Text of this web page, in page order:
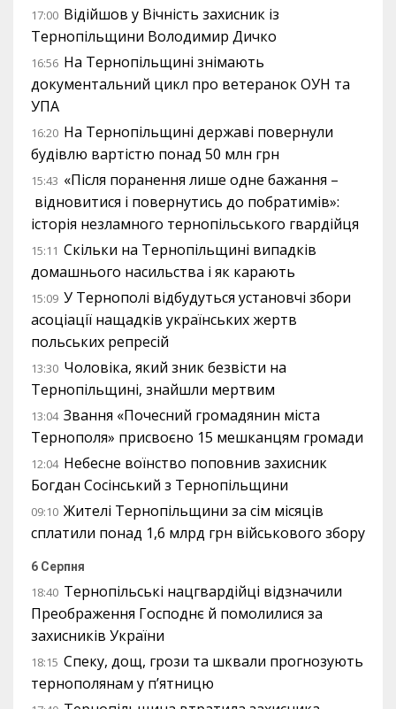
17:00 Відійшов у Вічність захисник із
Тернопільщини Володимир Дичко
16:56 На Тернопільщині знімають
документальний цикл про ветеранок ОУН та
УПА
16:20 На Тернопільщині державі повернули
будівлю вартістю понад 50 млн грн
15:43 «Після поранення лише одне бажання –
відновитися і повернутись до побратимів»:
історія незламного тернопільського гвардійця
15:11 Скільки на Тернопільщині випадків
домашнього насильства і як карають
15:09 У Тернополі відбудуться установчі збори
асоціації нащадків українських жертв
польських репресій
13:30 Чоловіка, який зник безвісти на
Тернопільщині, знайшли мертвим
13:04 Звання «Почесний громадянин міста
Тернополя» присвоєно 15 мешканцям громади
12:04 Небесне воїнство поповнив захисник
Богдан Сосінський з Тернопільщини
09:10 Жителі Тернопільщини за сім місяців
сплатили понад 1,6 млрд грн військового збору
6 Серпня
18:40 Тернопільські нацгвардійці відзначили
Преображення Господнє й помолилися за
захисників України
18:15 Спеку, дощ, грози та шквали прогнозують
тернополянам у п’ятницю